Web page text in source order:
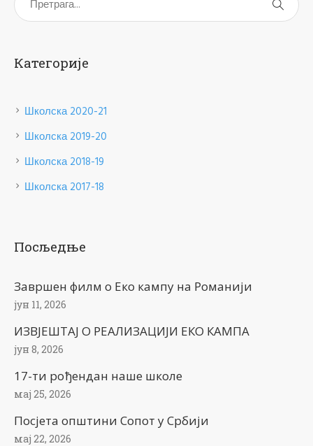
Категорије
Школска 2020-21
Школска 2019-20
Школска 2018-19
Школска 2017-18
Посљедње
Завршен филм о Еко кампу на Романији
јун 11, 2026
ИЗВЈЕШТАЈ О РЕАЛИЗАЦИЈИ ЕКО КАМПА
јун 8, 2026
17-ти рођендан наше школе
мај 25, 2026
Посјета општини Сопот у Србији
мај 22, 2026